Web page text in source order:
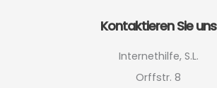
Kontaktieren Sie uns
Internethilfe, S.L.
Orffstr. 8